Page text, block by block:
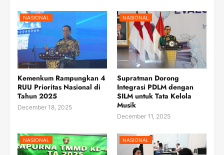
NASIONAL
Kemenkum Rampungkan 4
RUU Prioritas Nasional di
Tahun 2025
December 18, 2025
NASIONAL
Supratman Dorong
Integrasi PDLM dengan
SILM untuk Tata Kelola
Musik
December 11, 2025
NASIONAL NASIONAL